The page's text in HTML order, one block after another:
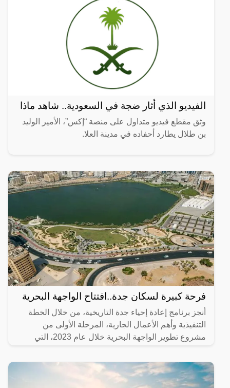
الفيديو الذي أثار ضجة في السعودية.. شاهد ماذا
وثق مقطع فيديو متداول على منصة “إكس”، الأمير الوليد
بن طلال يطارد أحفاده في مدينة العلا.
فرحة كبيرة لسكان جدة..افتتاح الواجهة البحرية
أنجز برنامج إعادة إحياء جدة التاريخية، من خلال الخطة
التنفيذية وأهم الأعمال الجارية، المرحلة الأولى من
مشروع تطوير الواجهة البحرية خلال عام 2023، التي